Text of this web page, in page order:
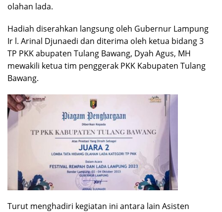
olahan lada.
Hadiah diserahkan langsung oleh Gubernur Lampung
Ir l. Arinal Djunaedi dan diterima oleh ketua bidang 3
TP PKK abupaten Tulang Bawang, Dyah Agus, MH
mewakili ketua tim penggerak PKK Kabupaten Tulang
Bawang.
Turut menghadiri kegiatan ini antara lain Asisten